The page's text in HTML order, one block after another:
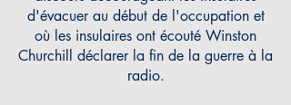
d'évacuer au début de l'occupation et
où les insulaires ont écouté Winston
Churchill déclarer la fin de la guerre à la
radio.